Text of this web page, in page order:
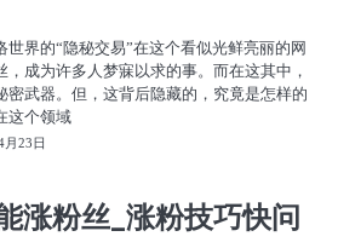
界的“隐秘交易”在这个看似光鲜亮丽的网
成为许多人梦寐以求的事。而在这其中，
密武器。但，这背后隐藏的，究竟是怎样的
这个领域
月23日
涨粉丝_涨粉技巧快问